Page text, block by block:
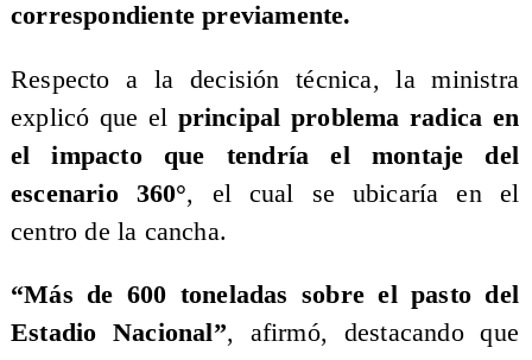
correspondiente previamente.
Respecto a la decisión técnica, la ministra
explicó que el principal problema radica en
el impacto que tendría el montaje del
escenario 360°, el cual se ubicaría en el
centro de la cancha.
“Más de 600 toneladas sobre el pasto del
Estadio Nacional”, afirmó, destacando que